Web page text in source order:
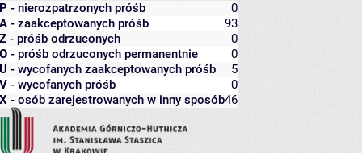
P - nierozpatrzonych próśb
0
A - zaakceptowanych próśb
93
Z - próśb odrzuconych
0
O - próśb odrzuconych permanentnie
0
U - wycofanych zaakceptowanych próśb
5
V - wycofanych próśb
0
X - osób zarejestrowanych w inny sposób46